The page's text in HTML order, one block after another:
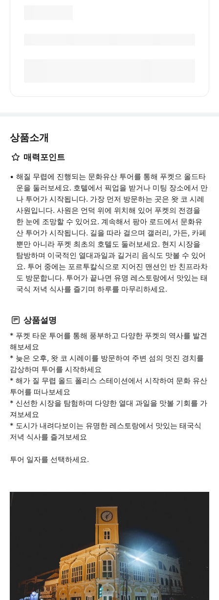
상품소개
매력포인트
해질 무렵에 진행되는 문화유산 투어를 통해 푸켓으 올드타
운을 둘러보세요. 호텔에서 픽업을 받거나 미팅 장소에서 만
나 투어가 시작됩니다. 가장 먼저 방문하는 곳은 왓 코 시레
사원입니다. 사원은 언덕 위에 위치해 있어 푸켓의 전경을
한 눈에 조망할 수 있어요. 계속해서 팡아 로드에서 문화유
산 투어가 시작됩니다. 길을 따라 걸으며 갤러리, 가든, 카페
뿐만 아니라 푸켓 최초의 호텔도 둘러보세요. 현지 시장을
탐방하며 이국적인 열대과일과 길거리 음식도 맛볼 수 있어
요. 투어 중에는 포르투칼식으로 지어진 맨션인 반 친프라차
도 방문합니다. 투어가 끝나면 유명 레스토랑에서 맛있는 태
국식 저녁 식사를 즐기며 하루를 마무리하세요.
상품설명
* 푸켓 타운 투어를 통해 풍부하고 다양한 푸켓의 역사를 발견
해보세요
* 늦은 오후, 왓 코 시레이를 방문하여 주변 섬의 멋진 경치를
감상하며 투어를 시작하세요
* 해가 질 무렵 올드 폴리스 스테이션에서 시작하여 문화 유산
투어를 떠나보세요
* 신선한 시장을 탐험하며 다양한 열대 과일을 맛볼 기회를 가
져보세요
* 도시가 내려다보이는 유명한 레스토랑에서 맛있는 태국식
저녁 식사를 즐겨보세요
투어 일자를 선택하세요.